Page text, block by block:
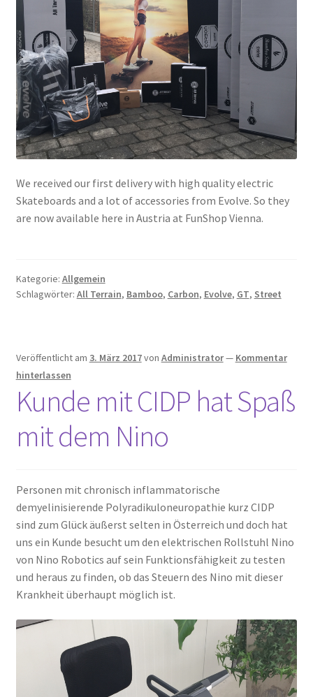
We received our first delivery with high quality electric
Skateboards and a lot of accessories from Evolve. So they
are now available here in Austria at FunShop Vienna.
Kategorie: Allgemein
Schlagwörter: All Terrain, Bamboo, Carbon, Evolve, GT, Street
Veröffentlicht am 3. März 2017von Administrator— Kommentar
hinterlassen
Kunde mit CIDP hat Spaß
mit dem Nino
Personen mit chronisch inflammatorische
demyelinisierende Polyradikuloneuropathie kurz CIDP
sind zum Glück äußerst selten in Österreich und doch hat
uns ein Kunde besucht um den elektrischen Rollstuhl Nino
von Nino Robotics auf sein Funktionsfähigkeit zu testen
und heraus zu finden, ob das Steuern des Nino mit dieser
Krankheit überhaupt möglich ist.